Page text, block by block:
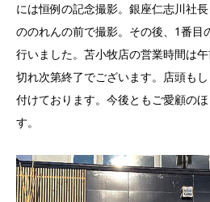
には恒例の記念撮影。銀座仁志川社
ののれんの前で撮影。その後、1番目
行いました。苫小牧店の営業時間は
切れ次第終了でございます。店頭も
付けております。今後ともご愛顧の
す。